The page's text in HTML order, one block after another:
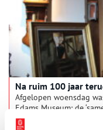
Na ruim 100 jaar
Afgelopen woensdag
Edams Museum: de
die na een hele eeuw